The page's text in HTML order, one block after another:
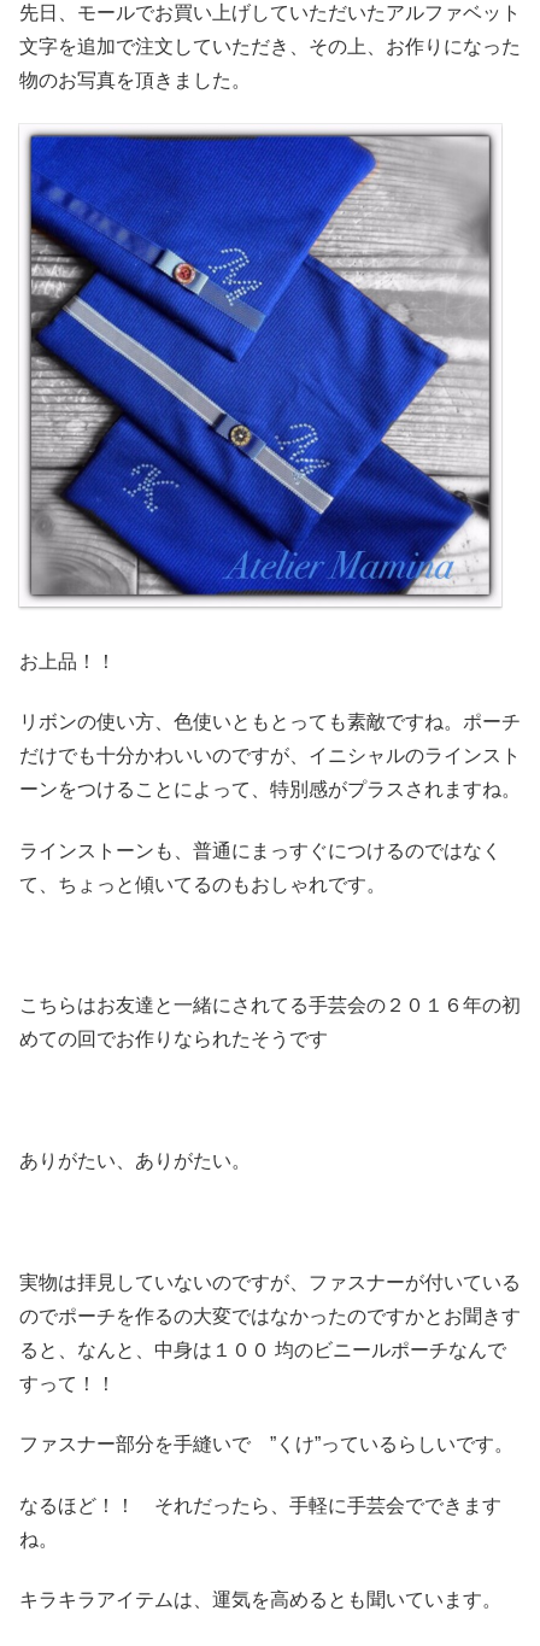
先日、モールでお買い上げしていただいたアルファベット
文字を追加で注文していただき、その上、お作りになった
物のお写真を頂きました。
お上品！！
リボンの使い方、色使いともとっても素敵ですね。ポーチ
だけでも十分かわいいのですが、イニシャルのラインスト
ーンをつけることによって、特別感がプラスされますね。
ラインストーンも
、普通にまっすぐにつけるのではなく
て、ちょっと傾いてるのもおしゃれです。
こちらはお友達と一緒にされてる手芸会の２０１６年の初
めての回でお作りなられたそうです
ありがたい、ありがたい。
実物は拝見していないのですが、ファスナーが付いている
のでポーチを作るの大変ではなかったのですかとお聞きす
ると、なんと、中身は１００ 均のビニールポーチなんで
すって！！
ファスナー部分を手縫いで ”くけ”っているらしいです。
なるほど！！ それだったら、手軽に手芸会でできます
ね。
キラキラアイテムは、運気を高めるとも聞いています。